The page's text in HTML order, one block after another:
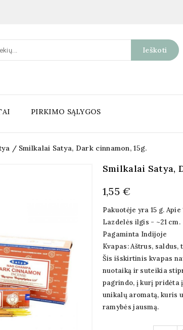
Ieškoti
PIRKIMO SĄLYGOS
Smilkalai Satya, Dark cinnamon, 15g.
Smilkalai Satya,
1,55 €
Pakuotėje yra 15 g. Apie
Lazdelės ilgis - ~21 cm.
Pagaminta Indijoje
Kvapas:Aštrus, saldus,
Šis išskirtinis kvapas
nuotaiką ir suteikia
pagrindo, į kurį pridėta
unikalų aromatą, kuris
ramybės jausmą.